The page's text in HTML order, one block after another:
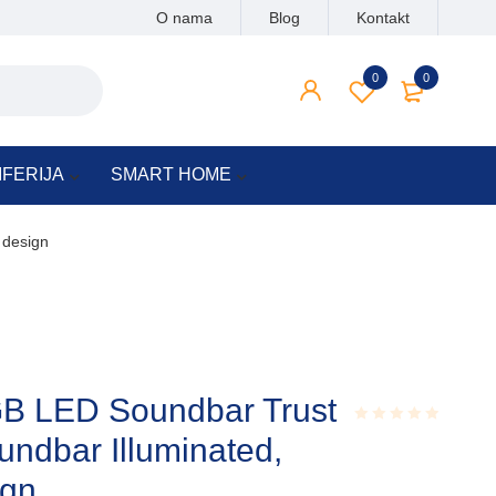
O nama Blog Kontakt
0
0
SMART HOME
LED Soundbar Trust
Illuminated,